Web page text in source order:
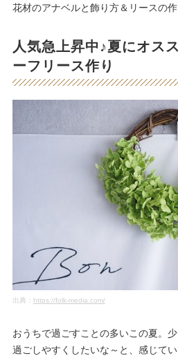
花材のアナベルと飾り方＆リースの作
人気急上昇中♪夏にオス
ーフリース作り
出典： https://folk-media.com/
おうちで過ごすことの多いこの夏。
過ごしやすくしたいな～と、感じて